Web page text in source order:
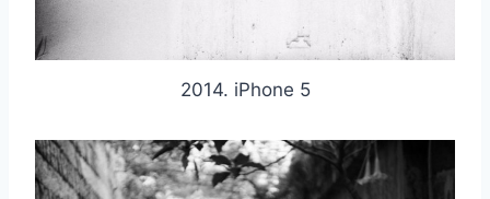
2014. iPhone 5